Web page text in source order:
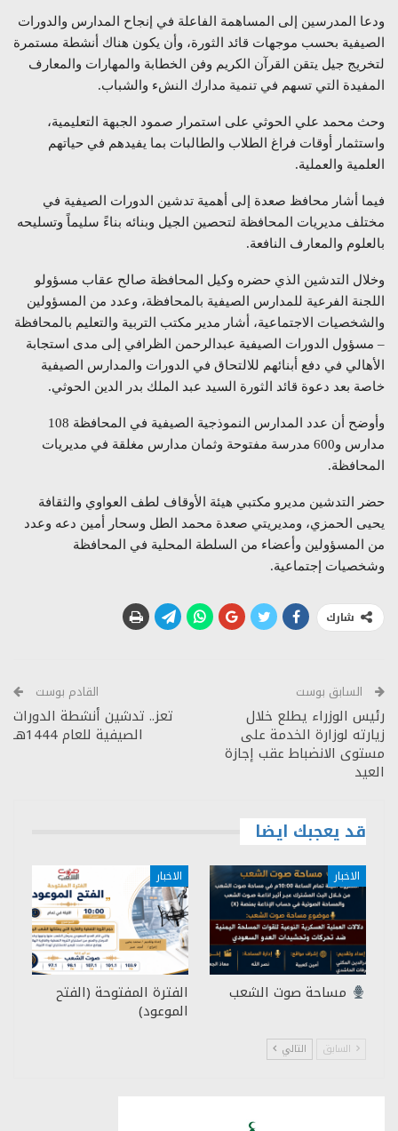
ودعا المدرسين إلى المساهمة الفاعلة في إنجاح المدارس والدورات
الصيفية بحسب موجهات قائد الثورة، وأن يكون هناك أنشطة مستمرة
لتخريج جيل يتقن القرآن الكريم وفن الخطابة والمهارات والمعارف
المفيدة التي تسهم في تنمية مدارك النشء والشباب.
وحث محمد علي الحوثي على استمرار صمود الجبهة التعليمية،
واستثمار أوقات فراغ الطلاب والطالبات بما يفيدهم في حياتهم
العلمية والعملية.
فيما أشار محافظ صعدة إلى أهمية تدشين الدورات الصيفية في
مختلف مديريات المحافظة لتحصين الجيل وبنائه بناءً سليماً وتسليحه
بالعلوم والمعارف النافعة.
وخلال التدشين الذي حضره وكيل المحافظة صالح عقاب مسؤولو
اللجنة الفرعية للمدارس الصيفية بالمحافظة، وعدد من المسؤولين
والشخصيات الاجتماعية، أشار مدير مكتب التربية والتعليم بالمحافظة
– مسؤول الدورات الصيفية عبدالرحمن الظرافي إلى مدى استجابة
الأهالي في دفع أبنائهم للالتحاق في الدورات والمدارس الصيفية
خاصة بعد دعوة قائد الثورة السيد عبد الملك بدر الدين الحوثي.
وأوضح أن عدد المدارس النموذجية الصيفية في المحافظة 108
مدارس و600 مدرسة مفتوحة وثمان مدارس مغلقة في مديريات
المحافظة.
حضر التدشين مديرو مكتبي هيئة الأوقاف لطف العواوي والثقافة
يحيى الحمزي، ومديريتي صعدة محمد الطل وسحار أمين دعه وعدد
من المسؤولين وأعضاء من السلطة المحلية في المحافظة
وشخصيات إجتماعية.
شارك
السابق بوست
رئيس الوزراء يطلع خلال
زيارته لوزارة الخدمة على
مستوى الانضباط عقب إجازة
العيد
القادم بوست
تعز.. تدشين أنشطة الدورات
الصيفية للعام 1444هـ
قد يعجبك ايضا
الاخبار
مساحة صوت الشعب
الاخبار
الفترة المفتوحة (الفتح
الموعود)
السابق التالي